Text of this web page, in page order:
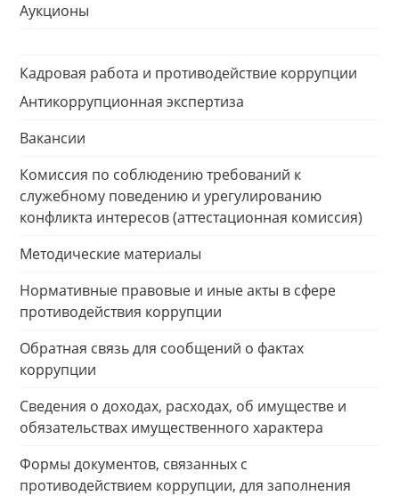
Аукционы
Кадровая работа и противодействие коррупции
Антикоррупционная экспертиза
Вакансии
Комиссия по соблюдению требований к
служебному поведению и урегулированию
конфликта интересов (аттестационная комиссия)
Методические материалы
Нормативные правовые и иные акты в сфере
противодействия коррупции
Обратная связь для сообщений о фактах
коррупции
Сведения о доходах, расходах, об имуществе и
обязательствах имущественного характера
Формы документов, связанных с
противодействием коррупции, для заполнения